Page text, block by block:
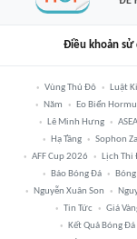
Điều khoản sử
Vùng Thủ Đô Luật
Năm
Eo Biển
Lê Minh Hưng
Hạ Tầng
Sophon
AFF Cup 2026
Lịch Thi
Báo Bóng Đá
Nguyễn Xuân Son
Tin Tức
Giá
Kết Quả Bóng Đá